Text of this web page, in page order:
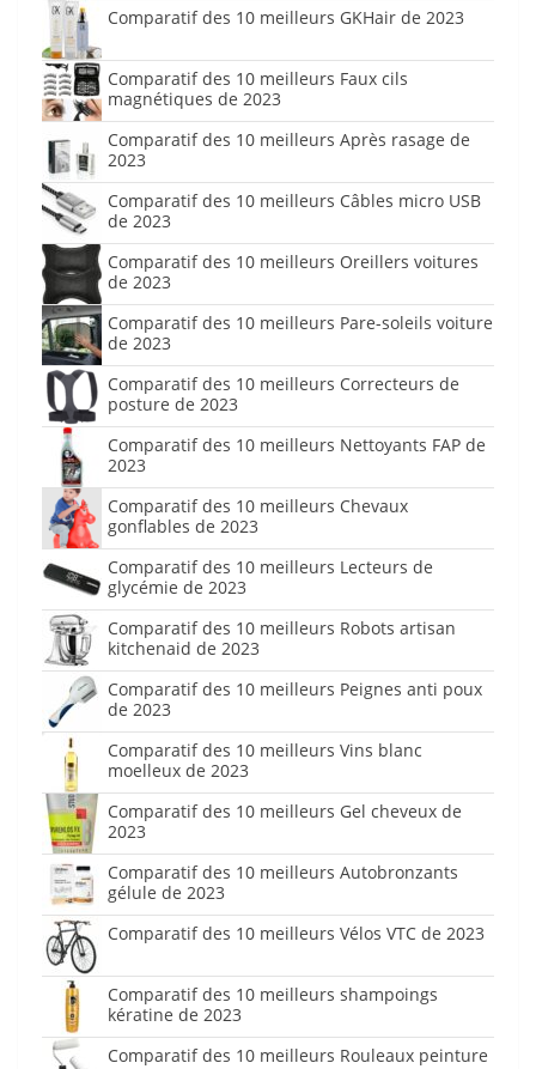
Comparatif des 10 meilleurs GKHair de 2023
Comparatif des 10 meilleurs Faux cils
magnétiques de 2023
Comparatif des 10 meilleurs Après rasage de
2023
Comparatif des 10 meilleurs Câbles micro USB
de 2023
Comparatif des 10 meilleurs Oreillers voitures
de 2023
Comparatif des 10 meilleurs Pare-soleils voiture
de 2023
Comparatif des 10 meilleurs Correcteurs de
posture de 2023
Comparatif des 10 meilleurs Nettoyants FAP de
2023
Comparatif des 10 meilleurs Chevaux
gonflables de 2023
Comparatif des 10 meilleurs Lecteurs de
glycémie de 2023
Comparatif des 10 meilleurs Robots artisan
kitchenaid de 2023
Comparatif des 10 meilleurs Peignes anti poux
de 2023
Comparatif des 10 meilleurs Vins blanc
moelleux de 2023
Comparatif des 10 meilleurs Gel cheveux de
2023
Comparatif des 10 meilleurs Autobronzants
gélule de 2023
Comparatif des 10 meilleurs Vélos VTC de 2023
Comparatif des 10 meilleurs shampoings
kératine de 2023
Comparatif des 10 meilleurs Rouleaux peinture